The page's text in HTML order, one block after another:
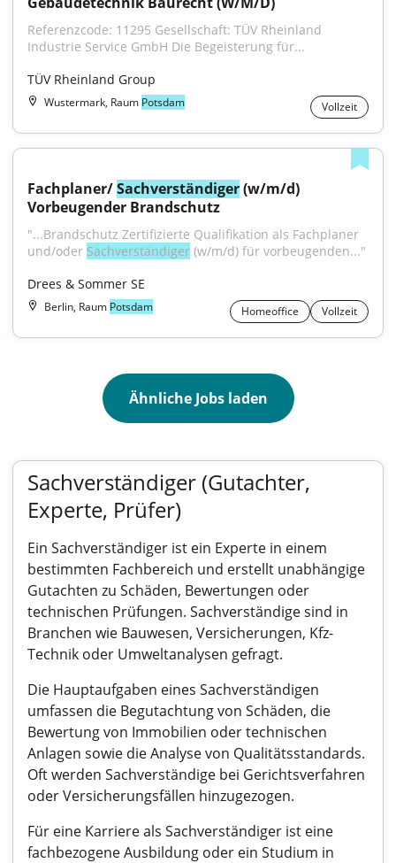
Referenzcode: 11295 Gesellschaft: TÜV Rheinland
Industrie Service GmbH Die Begeisterung für...
TÜV Rheinland Group
Wustermark, Raum Potsdam Vollzeit
Fachplaner/ Sachverständiger (w/m/d)
Vorbeugender Brandschutz
"...Brandschutz Zertifizierte Qualifikation als Fachplaner
und/oder Sachverständiger (w/m/d) für vorbeugenden..."
Drees & Sommer SE
Berlin, Raum Potsdam Homeoffice Vollzeit
Ähnliche Jobs laden
Sachverständiger (Gutachter,
Experte, Prüfer)
Ein Sachverständiger ist ein Experte in einem
bestimmten Fachbereich und erstellt unabhängige
Gutachten zu Schäden, Bewertungen oder
technischen Prüfungen. Sachverständige sind in
Branchen wie Bauwesen, Versicherungen, Kfz-
Technik oder Umweltanalysen gefragt.
Die Hauptaufgaben eines Sachverständigen
umfassen die Begutachtung von Schäden, die
Bewertung von Immobilien oder technischen
Anlagen sowie die Analyse von Qualitätsstandards.
Oft werden Sachverständige bei Gerichtsverfahren
oder Versicherungsfällen hinzugezogen.
Für eine Karriere als Sachverständiger ist eine
fachbezogene Ausbildung oder ein Studium in